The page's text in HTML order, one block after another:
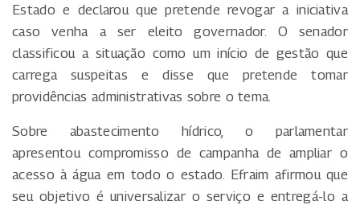
Estado e declarou que pretende revogar a iniciativa
caso venha a ser eleito governador. O senador
classificou a situação como um início de gestão que
carrega suspeitas e disse que pretende tomar
providências administrativas sobre o tema.
Sobre abastecimento hídrico, o parlamentar
apresentou compromisso de campanha de ampliar o
acesso à água em todo o estado. Efraim afirmou que
seu objetivo é universalizar o serviço e entregá-lo a